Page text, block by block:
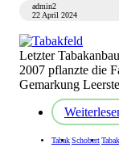
admin2
22 April 2024
Letzter
2007 pflanzte die
Gemarkung
TabakSchobert